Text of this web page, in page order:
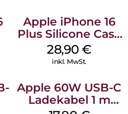
Apple iPhone 16
Plus Silicone Case
MagSafe Black
28,90€
inkl. MwSt.
Apple 60W USB-C
Ladekabel 1 m